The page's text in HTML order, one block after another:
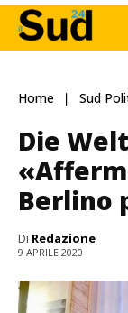
Home Sud
Die
Berlino
Di Redazione
9 APRILE 2020